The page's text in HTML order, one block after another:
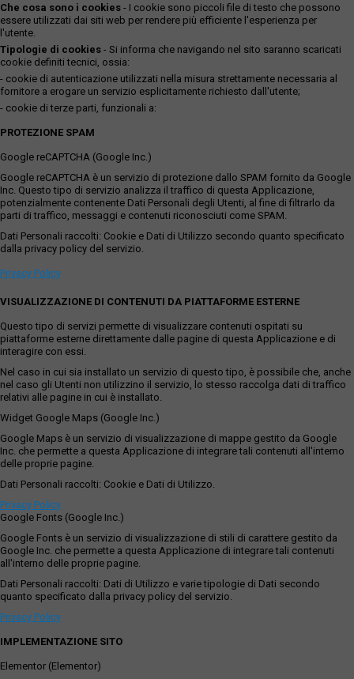
Che cosa sono i cookies - I cookie sono piccoli file di testo che possono
essere utilizzati dai siti web per rendere più efficiente l'esperienza per
l'utente.
Tipologie di cookies - Si informa che navigando nel sito saranno scaricati
cookie definiti tecnici, ossia:
- cookie di autenticazione utilizzati nella misura strettamente necessaria al
fornitore a erogare un servizio esplicitamente richiesto dall'utente;
- cookie di terze parti, funzionali a:
PROTEZIONE SPAM
Google reCAPTCHA (Google Inc.)
Google reCAPTCHA è un servizio di protezione dallo SPAM fornito da Google
Inc. Questo tipo di servizio analizza il traffico di questa Applicazione,
potenzialmente contenente Dati Personali degli Utenti, al fine di filtrarlo da
parti di traffico, messaggi e contenuti riconosciuti come SPAM.
Dati Personali raccolti: Cookie e Dati di Utilizzo secondo quanto specificato
dalla privacy policy del servizio.
Privacy Policy
VISUALIZZAZIONE DI CONTENUTI DA PIATTAFORME ESTERNE
Questo tipo di servizi permette di visualizzare contenuti ospitati su
piattaforme esterne direttamente dalle pagine di questa Applicazione e di
interagire con essi.
Nel caso in cui sia installato un servizio di questo tipo, è possibile che, anche
nel caso gli Utenti non utilizzino il servizio, lo stesso raccolga dati di traffico
relativi alle pagine in cui è installato.
Widget Google Maps (Google Inc.)
Google Maps è un servizio di visualizzazione di mappe gestito da Google
Inc. che permette a questa Applicazione di integrare tali contenuti all'interno
delle proprie pagine.
Dati Personali raccolti: Cookie e Dati di Utilizzo.
Privacy Policy
Google Fonts (Google Inc.)
Google Fonts è un servizio di visualizzazione di stili di carattere gestito da
Google Inc. che permette a questa Applicazione di integrare tali contenuti
all'interno delle proprie pagine.
Dati Personali raccolti: Dati di Utilizzo e varie tipologie di Dati secondo
quanto specificato dalla privacy policy del servizio.
Privacy Policy
IMPLEMENTAZIONE SITO
Elementor (Elementor)